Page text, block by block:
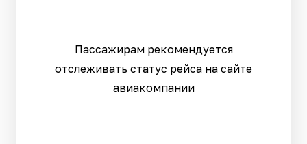
Пассажирам рекомендуется
отслеживать статус рейса на сайте
авиакомпании